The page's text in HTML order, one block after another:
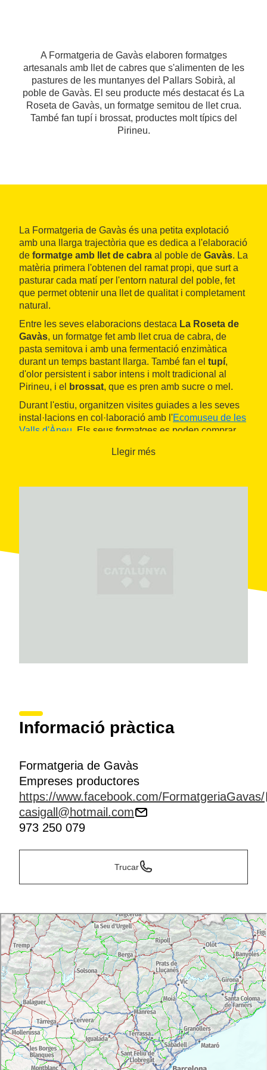
A Formatgeria de Gavàs elaboren formatges
artesanals amb llet de cabres que s'alimenten de les
pastures de les muntanyes del Pallars Sobirà, al
poble de Gavàs. El seu producte més destacat és La
Roseta de Gavàs, un formatge semitou de llet crua.
També fan tupí i brossat, productes molt típics del
Pirineu.
La Formatgeria de Gavàs és una petita explotació
amb una llarga trajectòria que es dedica a l'elaboració
de formatge amb llet de cabra al poble de Gavàs. La
matèria primera l'obtenen del ramat propi, que surt a
pasturar cada matí per l'entorn natural del poble, fet
que permet obtenir una llet de qualitat i completament
natural.
Entre les seves elaboracions destaca La Roseta de
Gavàs, un formatge fet amb llet crua de cabra, de
pasta semitova i amb una fermentació enzimàtica
durant un temps bastant llarga. També fan el tupí,
d'olor persistent i sabor intens i molt tradicional al
Pirineu, i el
brossat, que es pren amb sucre o mel.
Durant l'estiu, organitzen visites guiades a les seves
instal·lacions en col·laboració amb l'Ecomuseu de les
Valls d'Àneu . Els seus formatges es poden comprar
Fan venda directa des del març i fins al desembre.
Llegir més
Informació pràctica
Formatgeria de Gavàs
Empreses productores
https://www.facebook.com/FormatgeriaGavas/
casigall@hotmail.com
973 250 079
Trucar